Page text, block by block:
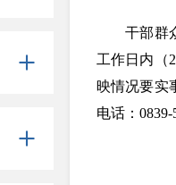
干部群
工作日内（
映情况要实
电话：0839-